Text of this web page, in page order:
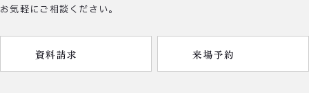
お気軽にご相談ください。
資料請求 来場予約